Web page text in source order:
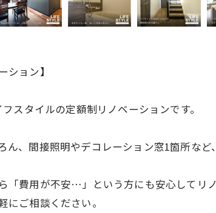
ション】
スタイルの定額制リノベーションです。
、間接照明やデコレーション窓1箇所な
費用が不安…」という方にも安心してリノ
ご相談ください。